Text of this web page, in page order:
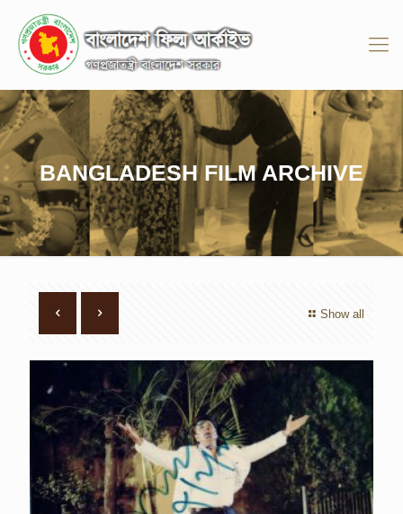
BANGLADESH FILM ARCHIVE
Show all